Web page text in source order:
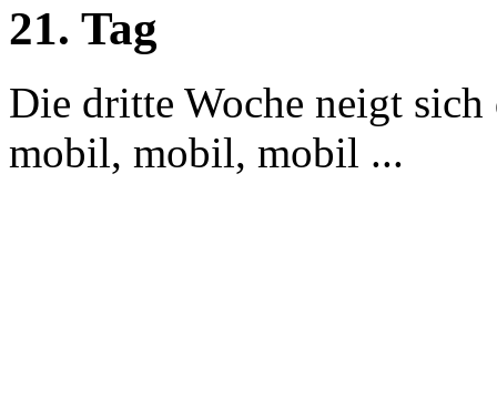
21. Tag
Die dritte Woche neigt
mobil, mobil, mobil ...